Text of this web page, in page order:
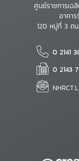
ศูนย์ราชการเฉ
อาคา
120 หมู่ที่ 3 ถ
0 2141
0 2143